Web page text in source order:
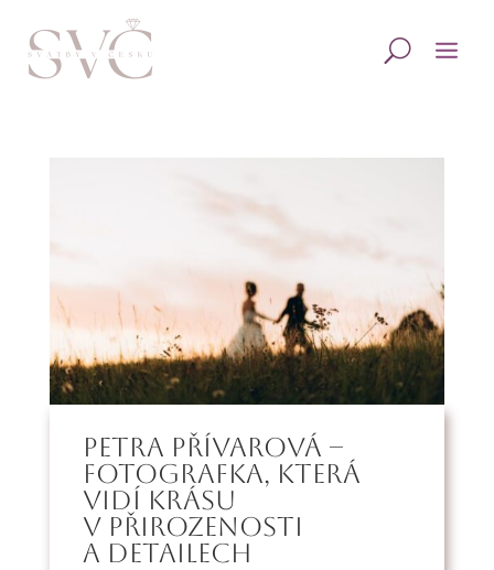
Petra Přívarová –
Fotografka, která
vidí krásu
v přirozenosti
a detailech